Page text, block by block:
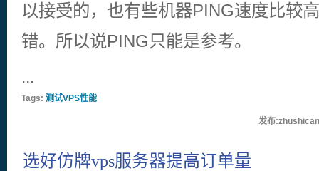
以接受的，也有些机器PING速度比较
错。所以说PING只能是参考。
...
Tags: 测试VPS性能
发布
选好仿牌vps服务器提高订单量